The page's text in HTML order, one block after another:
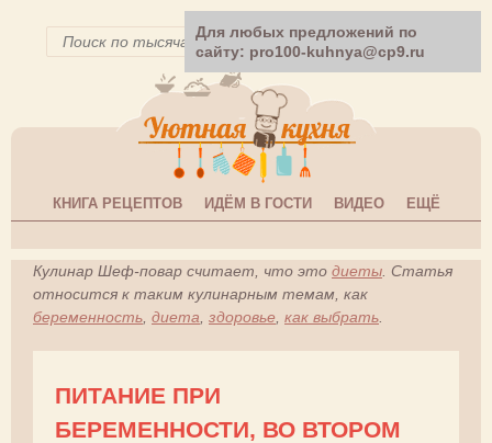
КНИГА РЕЦЕПТОВ ИДЁМ В ГОСТИ ВИДЕО ЕЩЁ
Кулинар Шеф-повар считает, что это диеты . Статья
относится к таким кулинарным темам, как
беременность диета здоровье как выбрать
ПИТАНИЕ ПРИ
БЕРЕМЕННОСТИ, ВО ВТОРОМ
Для любых предложений по
сайту: pro100-kuhnya@cp9.ru